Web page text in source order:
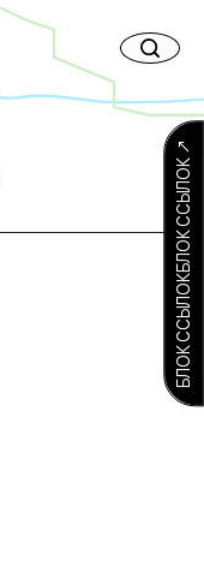
БЛОК ССЫЛОКБЛОК ССЫЛОК ↗